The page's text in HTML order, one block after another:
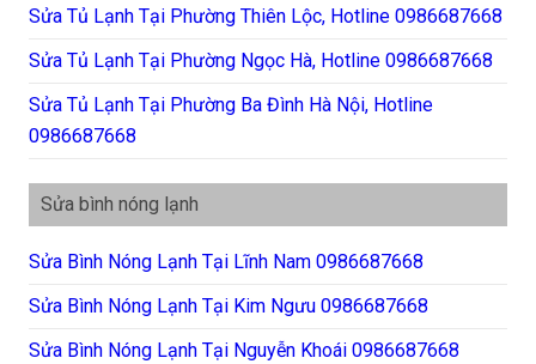
Sửa Tủ Lạnh Tại Phường Thiên Lộc, Hotline 0986687668
Sửa Tủ Lạnh Tại Phường Ngọc Hà, Hotline 0986687668
Sửa Tủ Lạnh Tại Phường Ba Đình Hà Nội, Hotline
0986687668
Sửa bình nóng lạnh
Sửa Bình Nóng Lạnh Tại Lĩnh Nam 0986687668
Sửa Bình Nóng Lạnh Tại Kim Ngưu 0986687668
Sửa Bình Nóng Lạnh Tại Nguyễn Khoái 0986687668